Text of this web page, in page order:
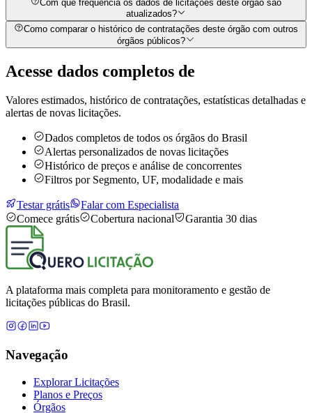
Com que frequência os dados de licitações deste órgão são
atualizados?
Como comparar o histórico de contratações deste órgão com outros
órgãos públicos?
Acesse dados completos de
Valores estimados, histórico de contratações, estatísticas detalhadas e
alertas de novas licitações.
Dados completos de todos os órgãos do Brasil
Alertas personalizados de novas licitações
Histórico de preços e análise de concorrentes
Filtros por Segmento, UF, modalidade e mais
Testar grátis
Falar com Especialista
Comece grátis
Cobertura nacional Garantia 30 dias
A plataforma mais completa para monitoramento e gestão de
licitações públicas do Brasil.
Navegação
Explorar Licitações
Planos e Preços
Órgãos